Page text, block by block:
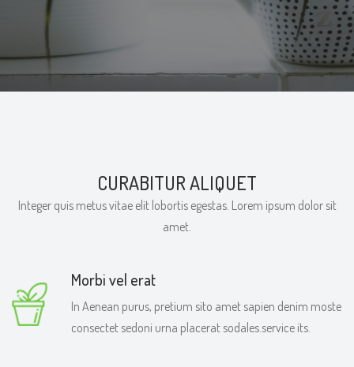
CURABITUR ALIQUET
Integer quis metus vitae elit lobortis egestas. Lorem ipsum dolor sit
amet.
Morbi vel erat
In Aenean purus, pretium sito amet sapien denim moste
consectet sedoni urna placerat sodales.service its.